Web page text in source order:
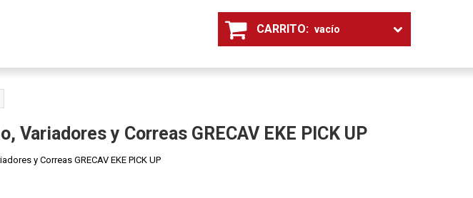
CARRITO: vacío
Variadores y Correas GRECAV EKE PICK UP
y Correas GRECAV EKE PICK UP